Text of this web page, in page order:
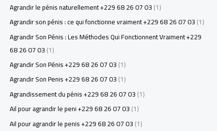
Agrandir le pénis naturellement +229 68 26 07 03(1)
Agrandir son pénis : ce qui fonctionne vraiment +229 68 26 07 03(1)
Agrandir Son Pénis : Les Méthodes Qui Fonctionnent Vraiment +229
68 26 07 03(1)
Agrandir Son Pénis +229 68 26 07 03(1)
Agrandir Son Penis +229 68 26 07 03(1)
Agrandissement du pénis +229 68 26 07 03(1)
Ail pour agrandir le peni +229 68 26 07 03(1)
Ail pour agrandir le penis +229 68 26 07 03(1)